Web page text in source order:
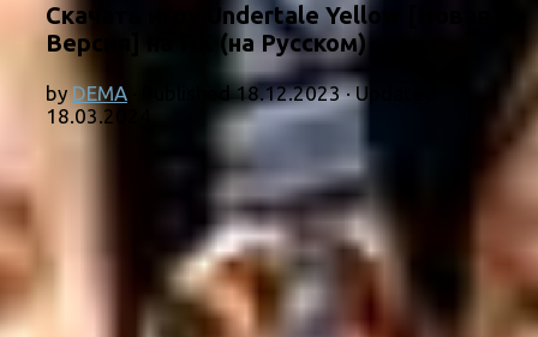
Скачать игру Undertale Yellow [Новая
Версия] на ПК (на Русском)
by DEMA · Published18.12.2023· Updated
18.03.2024